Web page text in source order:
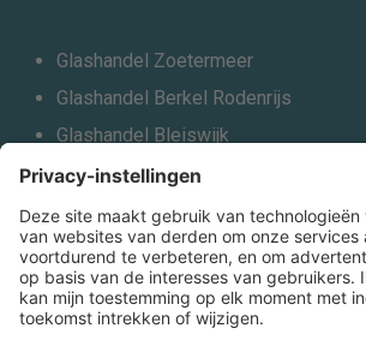
Glashandel Zoetermeer
Glashandel Berkel Rodenrijs
Glashandel Bleiswijk
Glashandel Schiedam
Glashandel Vlaardingen
Glashandel Leiden
Alle locaties